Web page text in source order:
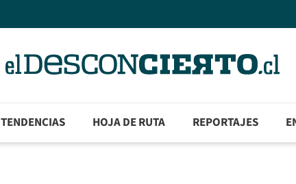
TENDENCIAS HOJA DE RUTA REPORTAJES